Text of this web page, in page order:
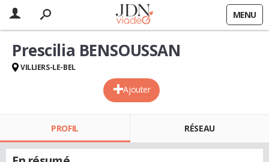
MENU
Ajouter
Prescilia BENSOUSSAN
VILLIERS-LE-BEL
PROFIL RÉSEAU